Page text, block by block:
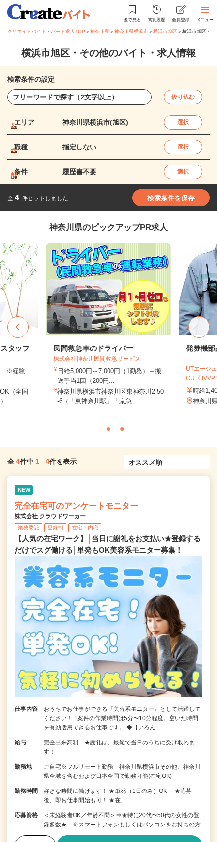
後で見る 閲覧履歴 会員登録 メニュー
クリエイトバイト・パート求人TOP ＞神奈川県＞神奈川県横浜市＞横浜市旭区＞横浜市旭区・
横浜市旭区・その他のバイト・求人情報
検索条件の設定
絞り込む
エリア 神奈川県横浜市(旭区) 選択
職種 指定しない 選択
条件 履歴書不要 選択
全 4 件ヒットしました 検索条件を保存
神奈川県のピックアップPR求人
タッフ
※経験
（全国
民間救急車のドライバー
株式会社神奈川民間救急サービス
日給5,000円～7,000円（1勤務）＋搬
送手当1回（200円...
神奈川県横浜市神奈川区東神奈川2-50
-6（「東神奈川駅」「京急...
発券機部
UTエージ
CU《
時給
神奈川
全 4件中 1 - 4件を表示
NEW
完全在宅可のアンケートモニター
株式会社 クラウドワーカー
業務委託 登録制 在宅・内職
【人気の在宅ワーク】│当日に謝礼をお支払い★登録する
だけでスグ働ける│単発もOK美容系モニター募集！
仕事内容
おうちでお仕事ができる『美容系モニター』として活躍して
ください！ 1案件の作業時間は5分〜10分程度。空いた時間
を有効活用できるお仕事です。 ◆【いろん…
給与
完全出来高制 ★謝礼は、最短で当日のうちに受け取れま
す！
勤務地
ご自宅※フルリモート勤務 神奈川県横浜市その他、神奈川
県全域を含むおよび日本全国で勤務可能(在宅OK)
勤務時間
好きな時間に働けます！ ★単発（1日のみ）OK！ ★応募
後、即お仕事開始も可！ ★在…
応募資格
＜未経験者OK／年齢不問＞⇒★特に20代〜50代の女性の登
録多数★ ※スマートフォンもしくはパソコンをお持ちの方